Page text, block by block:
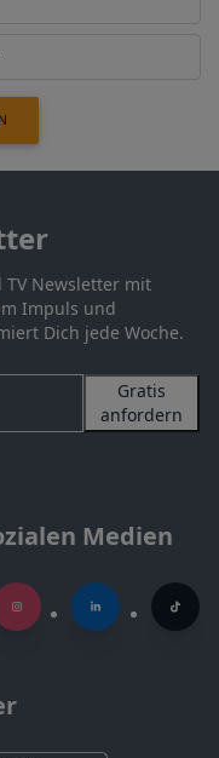
TV Newsletter mit
Impuls und
Dich jede Woche.
Gratis
anfordern
Medien